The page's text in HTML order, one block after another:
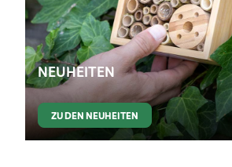
NEUHEITEN
ZU DEN NEUHEITEN